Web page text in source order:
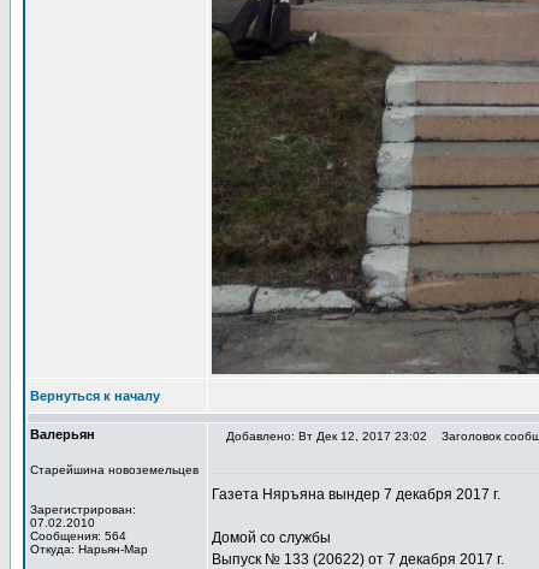
Вернуться к началу
Валерьян
Старейшина новоземельцев
Зарегистрирован:
07.02.2010
Сообщения: 564
Откуда: Нарьян-Мар
Добавлено: Вт Дек 12, 2017 23:02 Заголовок
Газета Няръяна вындер 7 декабря 2017 г.
Домой со службы
Выпуск № 133 (20622) от 7 декабря 2017 г.